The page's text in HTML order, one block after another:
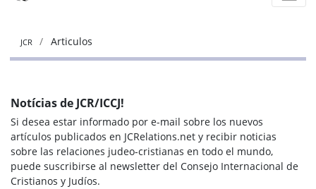
JCR Articulos
Notícias de JCR/ICCJ!
Si desea estar informado por e-mail sobre los nuevos
artículos publicados en JCRelations.net y recibir noticias
sobre las relaciones judeo-cristianas en todo el mundo,
puede suscribirse al newsletter del Consejo Internacional de
Cristianos y Judíos.